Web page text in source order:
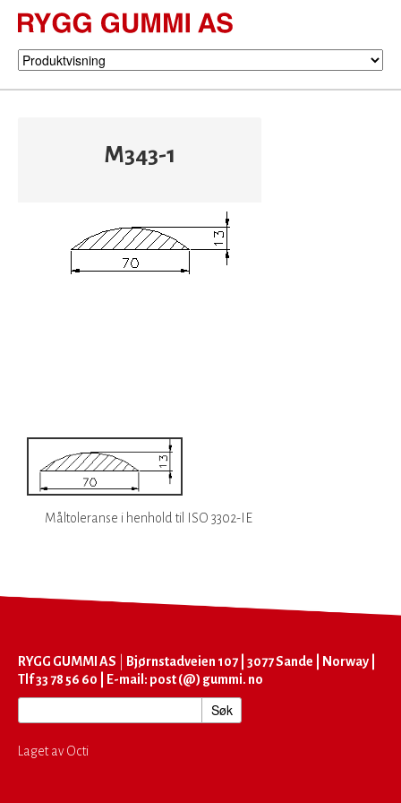
M343-1
Måltoleranse i henhold til ISO 3302-IE
RYGG GUMMI AS
Bjørnstadveien 107 | 3077 Sande | Norway |
Tlf 33 78 56 60 | E-mail: post (@) gummi. no
Laget av Octi